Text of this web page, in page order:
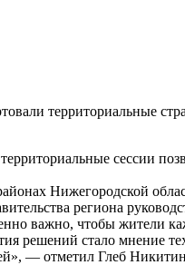
территориальные
сессии
Нижегородской
региона
важно, чтобы жители
решений стало мнение
— отметил Глеб